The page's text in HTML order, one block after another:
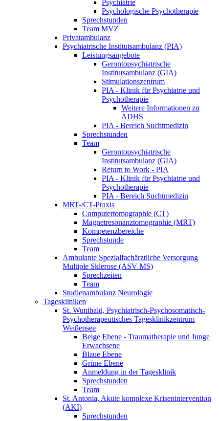
Psychiatrie
Psychologische Psychotherapie
Sprechstunden
Team MVZ
Privatambulanz
Psychiatrische Institutsambulanz (PIA)
Leistungsangebote
Gerontopsychiatrische
Institutsambulanz (GIA)
Stimulationszentrum
PIA - Klinik für Psychiatrie und
Psychotherapie
Weitere Informationen zu
ADHS
PIA - Bereich Suchtmedizin
Sprechstunden
Team
Gerontopsychiatrische
Institutsambulanz (GIA)
Return to Work - PIA
PIA - Klinik für Psychiatrie und
Psychotherapie
PIA - Bereich Suchtmedizin
MRT-/CT-Praxis
Computertomographie (CT)
Magnetresonanztomographie (MRT)
Kompetenzbereiche
Sprechstunde
Team
Ambulante Spezialfachärztliche Versorgung
Multiple Sklerose (ASV MS)
Sprechzeiten
Team
Studienambulanz Neurologie
Tageskliniken
St. Wunibald, Psychiatrisch-Psychosomatisch-
Psychotherapeutisches Tagesklinikzentrum
Weißensee
Beige Ebene - Traumatherapie und Junge
Erwachsene
Blaue Ebene
Grüne Ebene
Anmeldung in der Tagesklinik
Sprechstunden
Team
St. Antonia, Akute komplexe Krisenintervention
(AKI)
Sprechstunden